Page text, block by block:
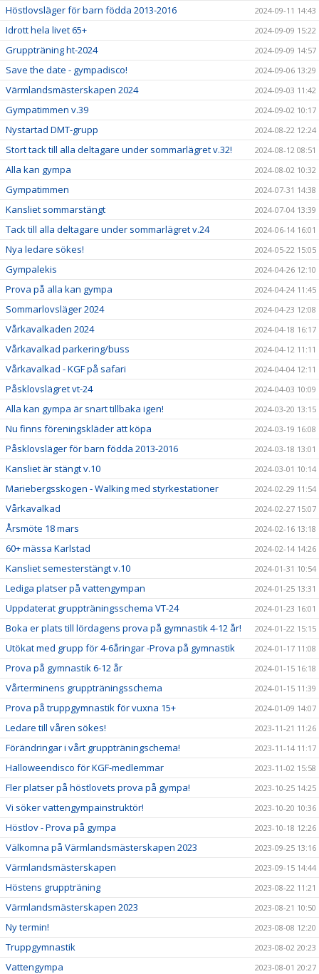
Höstlovsläger för barn födda 2013-2016 2024-09-11 14:43
Idrott hela livet 65+ 2024-09-09 15:22
Gruppträning ht-2024 2024-09-09 14:57
Save the date - gympadisco! 2024-09-06 13:29
Värmlandsmästerskapen 2024 2024-09-03 11:42
Gympatimmen v.39 2024-09-02 10:17
Nystartad DMT-grupp 2024-08-22 12:24
Stort tack till alla deltagare under sommarlägret v.32! 2024-08-12 08:51
Alla kan gympa 2024-08-02 10:32
Gympatimmen 2024-07-31 14:38
Kansliet sommarstängt 2024-07-04 13:39
Tack till alla deltagare under sommarlägret v.24 2024-06-14 16:01
Nya ledare sökes! 2024-05-22 15:05
Gympalekis 2024-04-26 12:10
Prova på alla kan gympa 2024-04-24 11:45
Sommarlovsläger 2024 2024-04-23 12:08
Vårkavalkaden 2024 2024-04-18 16:17
Vårkavalkad parkering/buss 2024-04-12 11:11
Vårkavalkad - KGF på safari 2024-04-04 12:11
Påsklovslägret vt-24 2024-04-03 10:09
Alla kan gympa är snart tillbaka igen! 2024-03-20 13:15
Nu finns föreningskläder att köpa 2024-03-19 16:08
Påsklovsläger för barn födda 2013-2016 2024-03-18 13:01
Kansliet är stängt v.10 2024-03-01 10:14
Mariebergsskogen - Walking med styrkestationer 2024-02-29 11:54
Vårkavalkad 2024-02-27 15:07
Årsmöte 18 mars 2024-02-16 13:18
60+ mässa Karlstad 2024-02-14 14:26
Kansliet semesterstängt v.10 2024-01-31 10:54
Lediga platser på vattengympan 2024-01-25 13:31
Uppdaterat gruppträningsschema VT-24 2024-01-23 16:01
Boka er plats till lördagens prova på gymnastik 4-12 år! 2024-01-22 15:15
Utökat med grupp för 4-6åringar -Prova på gymnastik 2024-01-17 11:08
Prova på gymnastik 6-12 år 2024-01-15 16:18
Vårterminens gruppträningsschema 2024-01-15 11:39
Prova på truppgymnastik för vuxna 15+ 2024-01-09 14:07
Ledare till våren sökes! 2023-11-21 11:26
Förändringar i vårt gruppträningschema! 2023-11-14 11:17
Halloweendisco för KGF-medlemmar 2023-11-02 15:58
Fler platser på höstlovets prova på gympa! 2023-10-25 14:25
Vi söker vattengympainstruktör! 2023-10-20 10:36
Höstlov - Prova på gympa 2023-10-18 12:26
Välkomna på Värmlandsmästerskapen 2023 2023-09-25 13:16
Värmlandsmästerskapen 2023-09-15 14:44
Höstens gruppträning 2023-08-22 11:21
Värmlandsmästerskapen 2023 2023-08-21 10:50
Ny termin! 2023-08-08 12:20
Truppgymnastik 2023-08-02 20:23
Vattengympa 2023-08-01 20:27